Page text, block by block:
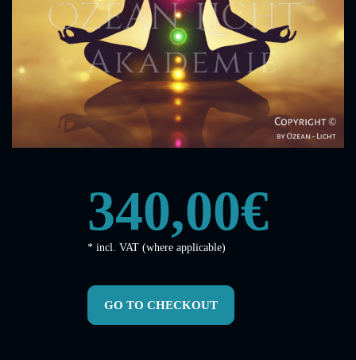
340,00€
* incl. VAT (where applicable)
GO TO CHECKOUT